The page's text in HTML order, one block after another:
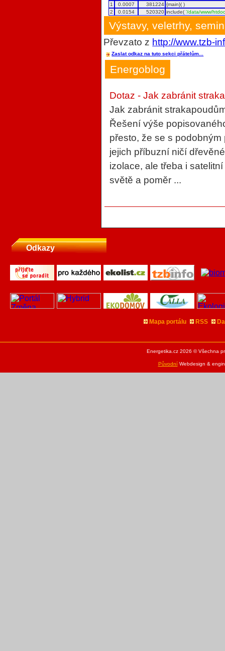
1
0.0007 381224 {main}( )
2
0.0154 520320 include('/data/www/
Výstavy, veletrhy,
Převzato z http://www.tzb-
Zaslat odkaz na tuto sekci přátelům...
Energoblog
Dotaz - Jak zabránit
Jak zabránit
Řešení výše
přesto, že se s
jejich příbuzní ničí
izolace, ale třeba i
světě a poměr ...
Odkazy
Mapa portálu RSS
Energetika.cz 2026 © Všechna
PůvodníWebdesign &